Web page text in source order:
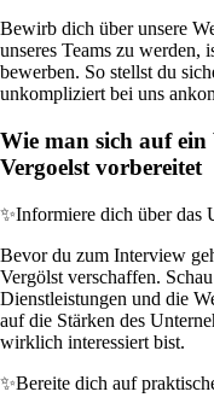
Bewirb dich über unsere
unseres Teams zu werden,
bewerben. So stellst du
unkompliziert bei uns
Wie man sich auf ein
Vergoelst vorbereitet
✨Informiere dich über das
Bevor du zum Interview
Vergölst verschaffen.
Dienstleistungen und die
auf die Stärken des
wirklich interessiert bist.
✨Bereite dich auf